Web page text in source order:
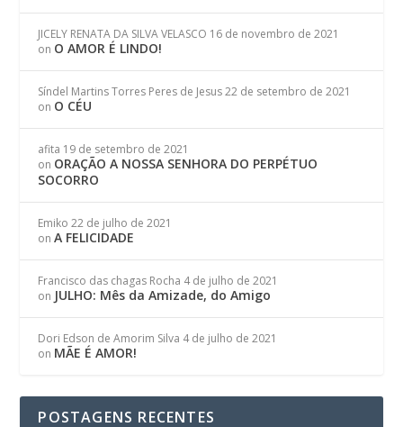
JICELY RENATA DA SILVA VELASCO 16 de novembro de 2021
on O AMOR É LINDO!
Síndel Martins Torres Peres de Jesus 22 de setembro de 2021
on O CÉU
afita 19 de setembro de 2021
on ORAÇÃO A NOSSA SENHORA DO PERPÉTUO
SOCORRO
Emiko 22 de julho de 2021
onA FELICIDADE
Francisco das chagas Rocha 4 de julho de 2021
on JULHO: Mês da Amizade, do Amigo
Dori Edson de Amorim Silva 4 de julho de 2021
on MÃE É AMOR!
POSTAGENS RECENTES